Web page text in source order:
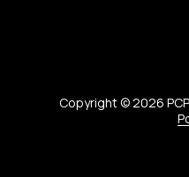
Copyright © 2026